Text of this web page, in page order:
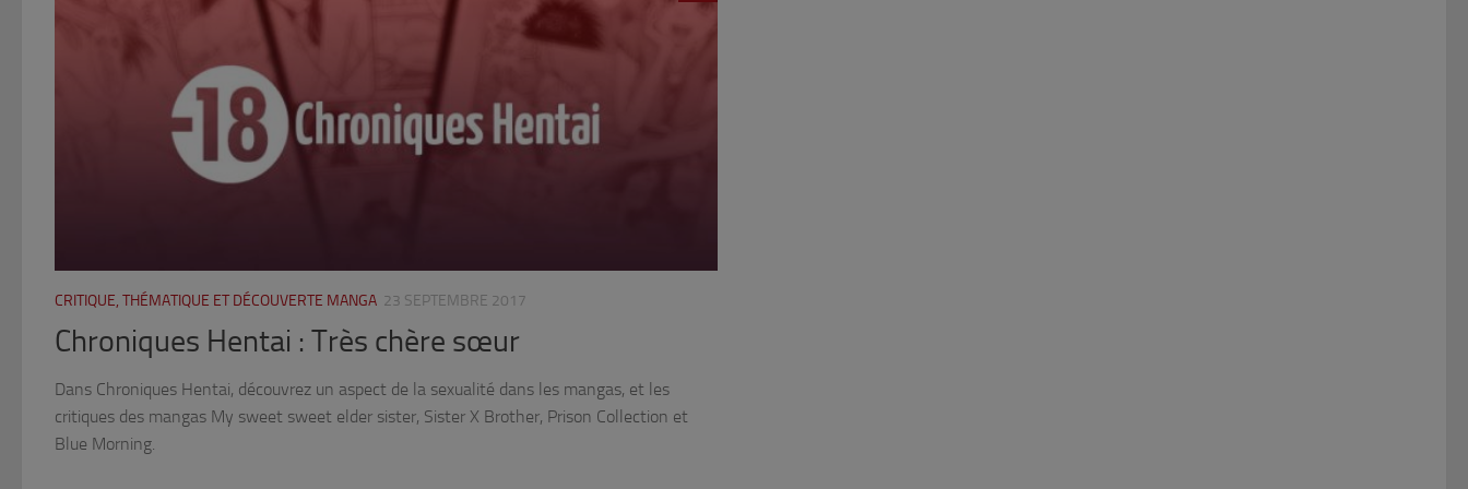
CRITIQUE, THÉMATIQUE ET DÉCOUVERTE MANGA 23 SEPTEMBRE 2017
Chroniques Hentai : Très chère sœur
Dans Chroniques Hentai, découvrez un aspect de la sexualité dans les mangas, et les
critiques des mangas My sweet sweet elder sister, Sister X Brother, Prison Collection et
Blue Morning.